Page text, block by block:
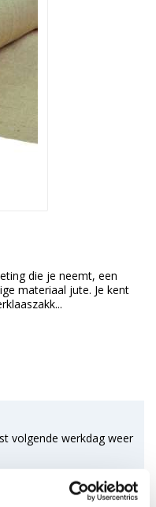
die je neemt, een
materiaal jute. Je kent
volgende werkdag weer